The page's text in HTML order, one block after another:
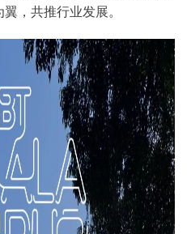
，共推行业发展。